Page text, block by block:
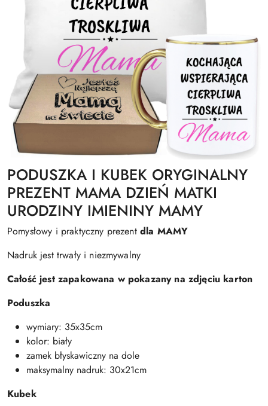
PODUSZKA I KUBEK ORYGINALNY
PREZENT MAMA DZIEŃ MATKI
URODZINY IMIENINY MAMY
Pomysłowy i praktyczny prezent dla MAMY
Nadruk jest trwały i niezmywalny
Całość jest zapakowana w pokazany na zdjęciu karton
Poduszka
wymiary: 35x35cm
kolor: biały
zamek błyskawiczny na dole
maksymalny nadruk: 30x21cm
Kubek